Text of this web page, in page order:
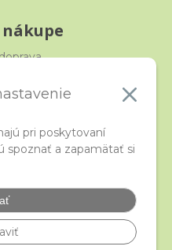
pri poskytovaní
spoznať a zapamätať si
otázky